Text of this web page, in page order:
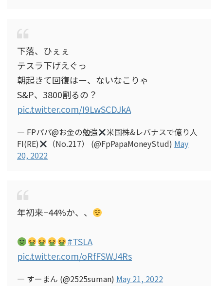
下落、ひぇぇ
テスラ下げえぐっ
朝起きて回復はー、ないなこりゃ
S&P、3800割るの？
pic.twitter.com/I9LwSCDJkA
— FPパパ@お金の勉強
米国株&レバナスで億り人
FI(RE)
（No.217） (@FpPapaMoneyStud) May
20, 2022
年初来−44%か、、
#TSLA
pic.twitter.com/oRfFSWJ4Rs
— すーまん (@2525suman) May 21, 2022